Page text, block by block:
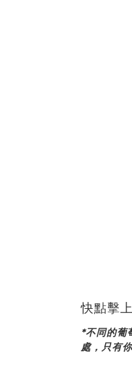
快點擊
*不同的葡
處，只有